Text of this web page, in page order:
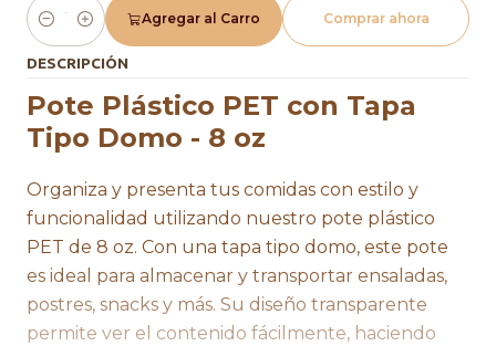
Cantidad
Agregar al Carro Comprar ahora
DESCRIPCIÓN
Pote Plástico PET con Tapa
Tipo Domo - 8 oz
Organiza y presenta tus comidas con estilo y
funcionalidad utilizando nuestro pote plástico
PET de 8 oz. Con una tapa tipo domo, este pote
es ideal para almacenar y transportar ensaladas,
postres, snacks y más. Su diseño transparente
permite ver el contenido fácilmente, haciendo